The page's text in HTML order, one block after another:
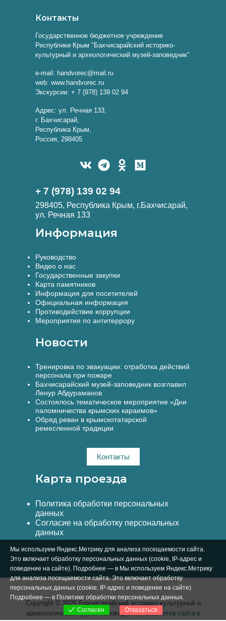
Контакты
Государственное бюджетное учреждение
Республики Крым "Бахчисарайский историко-
культурный и археологический музей-заповедник"
e-mail: handvorec@mail.ru
web: www.handvorec.ru
Экскурсии: + 7 (978) 139 02 94
Адрес: ул. Речная 133,
г. Бахчисарай,
Республика Крым,
Россия, 298405
+ 7 (978) 139 02 94
298405, Республика Крым, г.Бахчисарай,
ул. Речная 133
Информация
Руководство
Видео о нас
Государственные закупки
Карта памятников
Информация для посетителей
Официальная информация
Противодействие коррупции
Мероприятия по антитеррору
Новости
Тренировка по эвакуации: отработка действий
персонала при пожаре
Бахчисарайский музей-заповедник возглавил
Ленур Абдураманов
Состоялось тематическое мероприятие «Дни
паломничества крымских караимов»
Обряд реван в крымскотатарской
ремесленной традиции
Контакты
Карта проезда
Политика обработки персональных
данных
Согласие на обработку персональных
данных
Copyright © 2026 Бахчисарайский историко-культурный и
археологический музей-заповедник |Разработка сайта в
Мы используем Яндекс.Метрику для анализа посещаемости сайта.
Это включает обработку персональных данных (cookie, IP-адрес и
поведение на сайте). Подробнее — в Мы используем Яндекс.Метрику
для анализа посещаемости сайта. Это включает обработку
персональных данных (cookie, IP-адрес и поведение на сайте).
Подробнее — в Политике обработки персональных данных.
Согласен
Отказаться